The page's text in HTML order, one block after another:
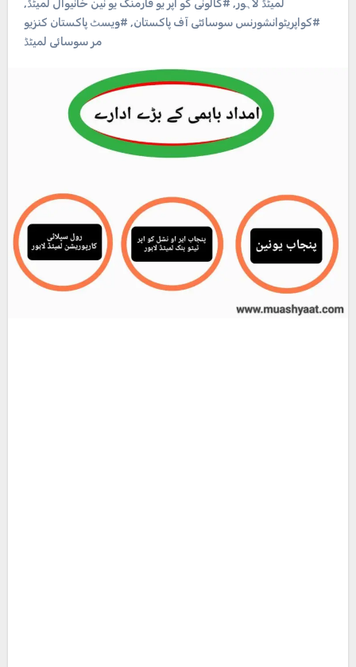
لمیٹڈ لاہور, #کالونی کو اپر یو فارمنگ یو نین خانیوال لمیٹڈ,
#کواپریٹوانشورنس سوسائٹی آف پاکستان, #ویسٹ پاکستان کنزیو
مر سوسائی لمیٹڈ